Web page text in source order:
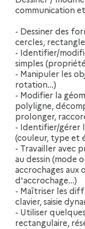
communication
- Dessiner des
cercles,
- Identifier/
simples
- Manipuler les
rotation...)
- Modifier la
polyligne,
prolonger,
- Identifier/gérer
(couleur, type et
- Travailler avec
au dessin (mode
accrochages aux
d'accrochage...)
- Maîtriser les
clavier, saisie
- Utiliser
rectangulaire,